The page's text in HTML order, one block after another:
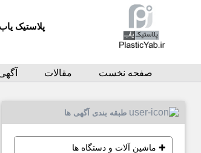
پلاستیک یاب
صفحه نخست مقالات
طبقه بندی آگهی ها
✚ماشین آلات و دستگاه ها